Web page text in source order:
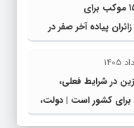
آمادگی بیش از ۱۵ موکب برای
پیاده آخر صفر در
در شرایط فعلی،
برای کشور است | دولت،
اصلی ناترازی را